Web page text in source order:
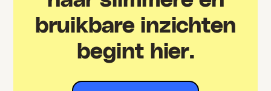
bruikbare inzichten
begint hier.